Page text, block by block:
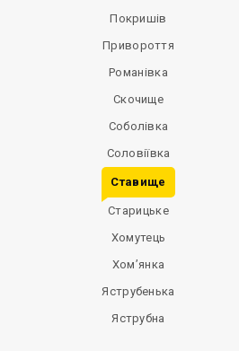
Покришів
Привороття
Романівка
Скочище
Соболівка
Соловіївка
Ставище
Старицьке
Хомутець
Хом’янка
Яструбенька
Яструбна